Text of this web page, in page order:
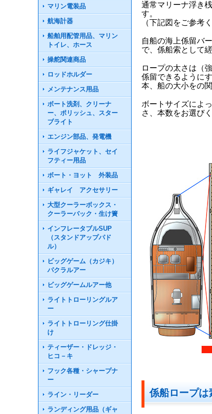
マリン電装品
航海計器
船舶用配管用品、マリン
トイレ、ホース
操舵関連商品
ロッドホルダー
メンテナンス用品
ボート洗剤、クリーナ
ー、ポリッシュ、スター
ブライト
エンジン部品、発電機
ライフジャケット、セイ
フティー用品
ボート・ヨット 外装品
ギャレイ アクセサリー
大型クーラーボックス・
クーラーバック・生け簀
インフレータブルSUP
（スタンドアップパド
ル）
ビッグゲーム（カジキ）
パクラルアー
ビッグゲームルアー他
ライトトローリングルア
ー
ライトトローリング仕掛
け
ティーザー・ドレッジ・
ヒコ－キ
フック各種・シャープナ
ー
ライン・リーダー
ランディング用品（ギャ
通常マリーナ浮き
す。
（下記図をご参考
自船の海上係留バ
で、係船索として
ロープの太さは（
係留できるように
本、船の大小をの
ボートサイズによ
さ、本数をお選びく
係船ロープは